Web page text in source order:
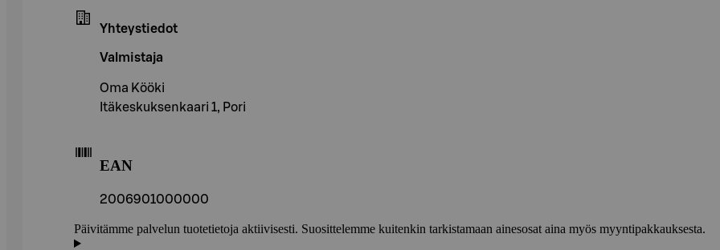
Yhteystiedot
Valmistaja
Oma Kööki
Itäkeskuksenkaari 1, Pori
EAN
2006901000000
Päivitämme palvelun tuotetietoja aktiivisesti. Suosittelemme kuitenkin tarkistamaan ainesosat aina myös myyntipakkauksesta.